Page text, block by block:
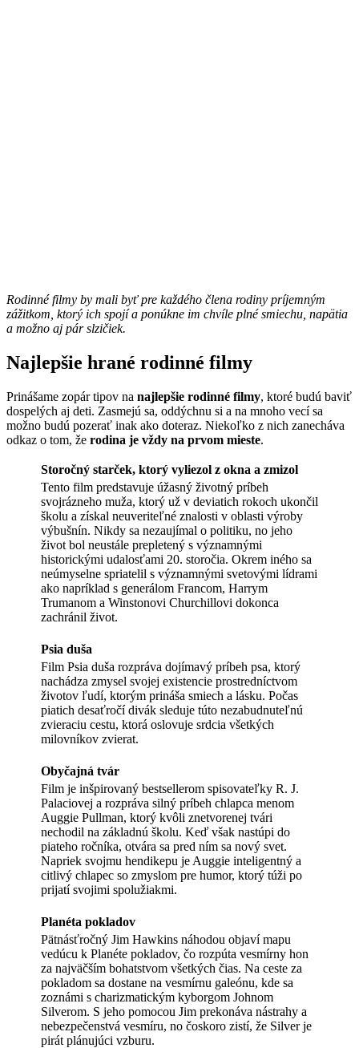
Rodinné filmy by mali byť pre každého člena rodiny príjemným
zážitkom, ktorý ich spojí a ponúkne im chvíle plné smiechu, napätia
a možno aj pár slzičiek.
Najlepšie hrané rodinné filmy
Prinášame zopár tipov na najlepšie rodinné filmy, ktoré budú baviť
dospelých aj deti. Zasmejú sa, oddýchnu si a na mnoho vecí sa
možno budú pozerať inak ako doteraz. Niekoľko z nich zanecháva
odkaz o tom, že rodina je vždy na prvom mieste.
Storočný starček, ktorý vyliezol z okna a zmizol
Tento film predstavuje úžasný životný príbeh
svojrázneho muža, ktorý už v deviatich rokoch ukončil
školu a získal neuveriteľné znalosti v oblasti výroby
výbušnín. Nikdy sa nezaujímal o politiku, no jeho
život bol neustále prepletený s významnými
historickými udalosťami 20. storočia. Okrem iného sa
neúmyselne spriatelil s významnými svetovými lídrami
ako napríklad s generálom Francom, Harrym
Trumanom a Winstonovi Churchillovi dokonca
zachránil život.
Psia duša
Film Psia duša rozpráva dojímavý príbeh psa, ktorý
nachádza zmysel svojej existencie prostredníctvom
životov ľudí, ktorým prináša smiech a lásku. Počas
piatich desaťročí divák sleduje túto nezabudnuteľnú
zvieraciu cestu, ktorá oslovuje srdcia všetkých
milovníkov zvierat.
Obyčajná tvár
Film je inšpirovaný bestsellerom spisovateľky R. J.
Palaciovej a rozpráva silný príbeh chlapca menom
Auggie Pullman, ktorý kvôli znetvorenej tvári
nechodil na základnú školu. Keď však nastúpi do
piateho ročníka, otvára sa pred ním sa nový svet.
Napriek svojmu hendikepu je Auggie inteligentný a
citlivý chlapec so zmyslom pre humor, ktorý túži po
prijatí svojimi spolužiakmi.
Planéta pokladov
Pätnásťročný Jim Hawkins náhodou objaví mapu
vedúcu k Planéte pokladov, čo rozpúta vesmírny hon
za najväčším bohatstvom všetkých čias. Na ceste za
pokladom sa dostane na vesmírnu galeónu, kde sa
zoznámi s charizmatickým kyborgom Johnom
Silverom. S jeho pomocou Jim prekonáva nástrahy a
nebezpečenstvá vesmíru, no čoskoro zistí, že Silver je
pirát plánujúci vzburu.